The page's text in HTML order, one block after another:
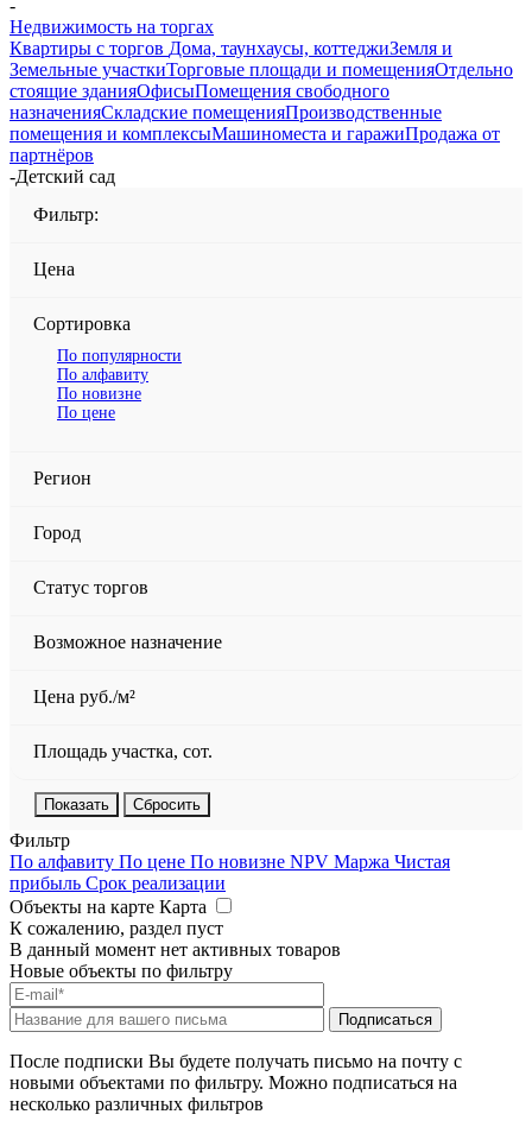
-
Недвижимость на торгах
Квартиры с торгов Дома, таунхаусы, коттеджиЗемля и
Земельные участкиТорговые площади и помещенияОтдельно
стоящие зданияОфисыПомещения свободного
назначенияСкладские помещенияПроизводственные
помещения и комплексыМашиноместа и гаражиПродажа от
партнёров
-Детский сад
Фильтр:
Цена
Сортировка
По популярности
По алфавиту
По новизне
По цене
Регион
Город
Статус торгов
Возможное назначение
Цена руб./м²
Площадь участка, сот.
Сбросить
Фильтр
По алфавиту По цене По новизне NPV Маржа Чистая
прибыль Срок реализации
Объекты на карте Карта
К сожалению, раздел пуст
В данный момент нет активных товаров
Новые объекты по фильтру
После подписки Вы будете получать письмо на почту с
новыми объектами по фильтру. Можно подписаться на
несколько различных фильтров